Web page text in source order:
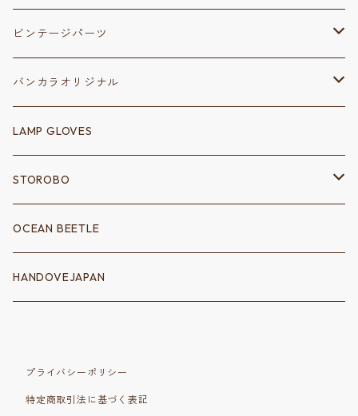
ビンテージパーツ
保安部品
リフレクター
変速装置
シフトノブ
シフトゲート
シャーシ
フェンダーアクセサリー
消化器
フットペグ
電装系
配線
サドルバッグ
バルブキャップ
シート
バンカラオリジナル
ステッカー
キーホルダー
ウェア
ロングスリーブＴシャツ
トートバッグ
ショルダーバッグ
LAMP GLOVES
STOROBO
ツールバッグ
OCEAN BEETLE
HANDOVEJAPAN
プライバシーポリシー
特定商取引法に基づく表記